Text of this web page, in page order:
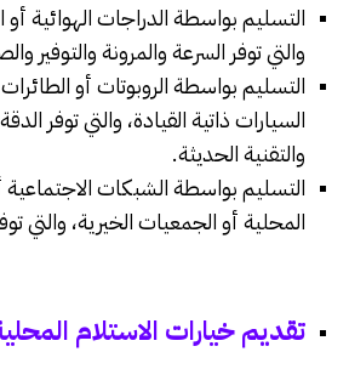
التسليم بواسطة الدراجات الهوائية أو
والتي توفر السرعة والمرونة والتوفير
التسليم بواسطة الروبوتات أو
السيارات ذاتية القيادة، والتي توفر
والتقنية الحديثة.
التسليم بواسطة الشبكات
المحلية أو الجمعيات الخيرية، والتي
تقديم خيارات الاستلام